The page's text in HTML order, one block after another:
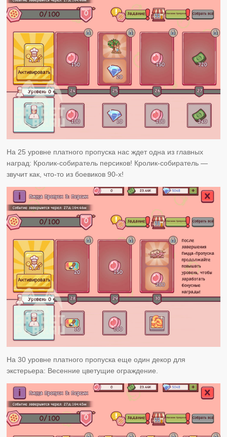
На 25 уровне платного пропуска нас ждет одна из главных
наград: Кролик-собиратель персиков! Кролик-собиратель —
звучит как, что-то из боевиков 90-х!
На 30 уровне платного пропуска еще один декор для
экстерьера: Весенние цветущие ограждение.